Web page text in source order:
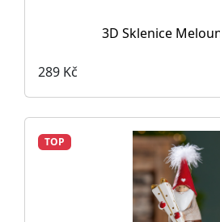
3D Sklenice
289 Kč
TOP